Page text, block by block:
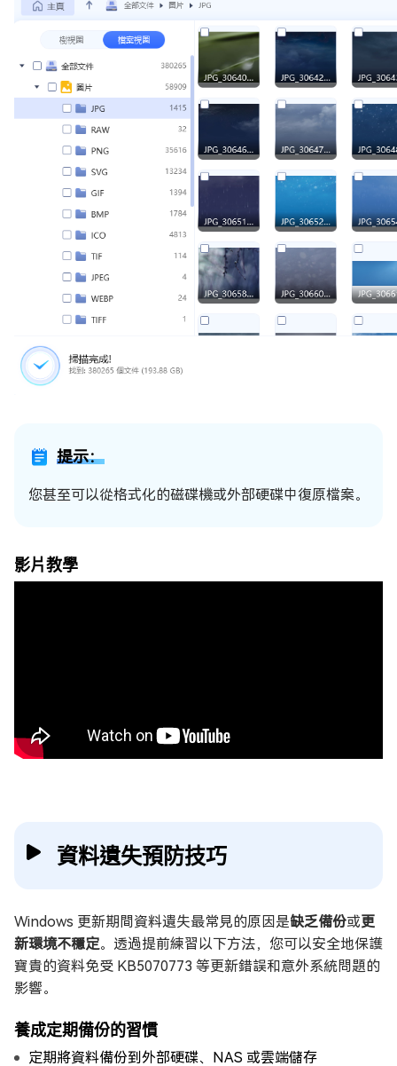
提示：
您甚至可以從格式化的磁碟機或外部硬碟中復原檔案。
影片教學
資料遺失預防技巧
Windows 更新期間資料遺失最常見的原因是缺乏備份或更
新環境不穩定。透過提前練習以下方法，您可以安全地保護
寶貴的資料免受 KB5070773 等更新錯誤和意外系統問題的
影響。
養成定期備份的習慣
定期將資料備份到外部硬碟、NAS 或雲端儲存